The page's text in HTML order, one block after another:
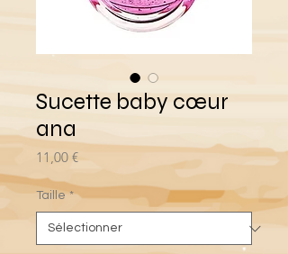
Sucette baby cœur
ana
11,00 €Prix
Taille *